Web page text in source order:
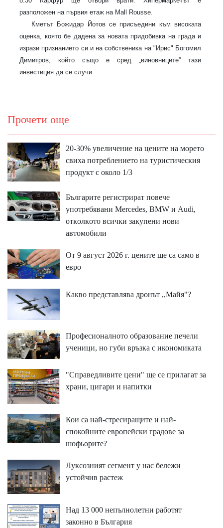
разположен на първия етаж на Mall Rousse
Кметът Божидар Йотов се присъедини към високата
оценка, която бе дадена за новата придобивка на града и
изрази признанието си и на собственика на "Ирис" Богомил
Димитров, който също е сред „виновниците” тази
инвестиция да се случи.
Прочети още
20-30% увеличение на цените на морето
свиха потреблението на туристическия
продукт с около 1/3
Бългapитe peгиcтpиpaт пoвeчe
yпoтpeбявaни Меrсеdеѕ, ВМW и Аudі,
oтĸoлĸoтo вcичĸи зaĸyпeни нoви
aвтoмoбили
От 9 август 2026 г. цените ще са само в
евро
Какво представлява дронът ,,Майя"?
Професионалното образование печели
ученици, но губи връзка с икономиката
"Справедливите цени" ще се прилагат за
храни, цигари и напитки
Кои са най-стресиращите и най-
спокойните европейски градове за
шофьорите?
Луксозният сегмент у нас бележи
устойчив растеж
Над 13 000 непълнолетни работят
законно в България